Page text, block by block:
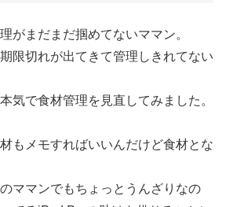
がまだまだ掴めてないママン。
限切れが出てきて管理しきれてない
気で食材管理を見直してみました。
もメモすればいいんだけど食材とな
ママンでもちょっとうんざりなの